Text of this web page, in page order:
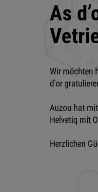
As
Wir möchten
d’or
Auzou hat
Helvetiq mit
Herzlichen